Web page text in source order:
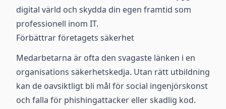
digital värld och skydda din egen framtid som
professionell inom IT.
Förbättrar företagets säkerhet
Medarbetarna är ofta den svagaste länken i en
organisations säkerhetskedja. Utan rätt utbildning
kan de oavsiktligt bli mål för social ingenjörskonst
och falla för phishingattacker eller skadlig kod.